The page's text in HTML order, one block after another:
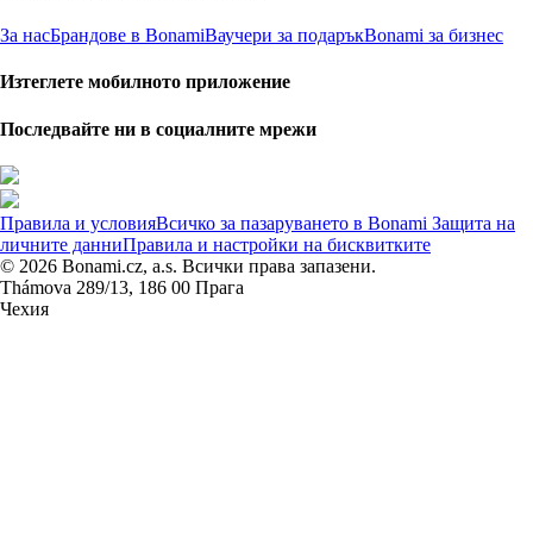
За насБрандове в BonamiВаучери за подаръкBonami за бизнес
Изтеглете мобилното приложение
Последвайте ни в социалните мрежи
Правила и условияВсичко за пазаруването в Bonami Защита на
личните данниПравила и настройки на бисквитките
© 2026 Bonami.cz, a.s. Всички права запазени.
Thámova 289/13, 186 00 Прага
Чехия